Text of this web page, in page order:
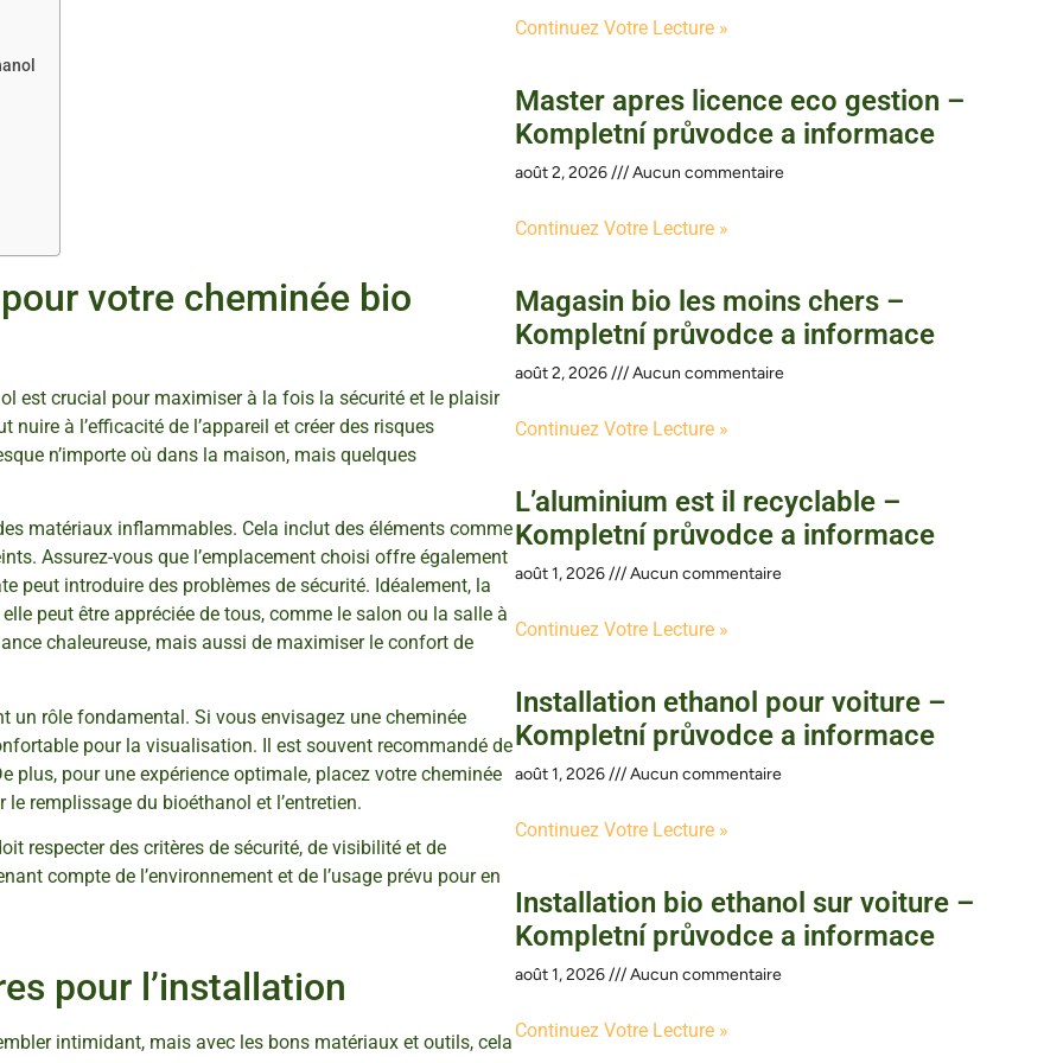
votre cheminée bio
est crucial pour maximiser à la fois la sécurité et le plaisir
à l’efficacité de l’appareil et créer des risques
n’importe où dans la maison, mais quelques
matériaux inflammables. Cela inclut des éléments comme
Assurez-vous que l’emplacement choisi offre également
peut introduire des problèmes de sécurité. Idéalement, la
peut être appréciée de tous, comme le salon ou la salle à
chaleureuse, mais aussi de maximiser le confort de
un rôle fondamental. Si vous envisagez une cheminée
pour la visualisation. Il est souvent recommandé de
plus, pour une expérience optimale, placez votre cheminée
remplissage du bioéthanol et l’entretien.
respecter des critères de sécurité, de visibilité et de
compte de l’environnement et de l’usage prévu pour en
pour l’installation
intimidant, mais avec les bons matériaux et outils, cela
Continuez Votre Lecture »
Master apres licence eco gestion –
Kompletní průvodce a informace
août 2, 2026 Aucun commentaire
Continuez Votre Lecture »
Magasin bio les moins chers –
Kompletní průvodce a informace
août 2, 2026 Aucun commentaire
Continuez Votre Lecture »
L’aluminium est il recyclable –
Kompletní průvodce a informace
août 1, 2026 Aucun commentaire
Continuez Votre Lecture »
Installation ethanol pour voiture –
Kompletní průvodce a informace
août 1, 2026 Aucun commentaire
Continuez Votre Lecture »
Installation bio ethanol sur voiture –
Kompletní průvodce a informace
août 1, 2026 Aucun commentaire
Continuez Votre Lecture »